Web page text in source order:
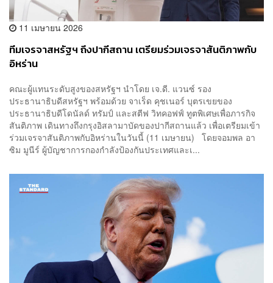
11 เมษายน 2026
ทีมเจรจาสหรัฐฯ ถึงปากีสถาน เตรียมร่วมเจรจาสันติภาพกับ
อิหร่าน
คณะผู้แทนระดับสูงของสหรัฐฯ นำโดย เจ.ดี. แวนซ์ รอง
ประธานาธิบดีสหรัฐฯ พร้อมด้วย จาเร็ด คุชเนอร์ บุตรเขยของ
ประธานาธิบดีโดนัลด์ ทรัมป์ และสตีฟ วิทคอฟฟ์ ทูตพิเศษเพื่อภารกิจ
สันติภาพ เดินทางถึงกรุงอิสลามาบัดของปากีสถานแล้ว เพื่อเตรียมเข้า
ร่วมเจรจาสันติภาพกับอิหร่านในวันนี้ (11 เมษายน) โดยจอมพล อา
ซิม มูนีร์ ผู้บัญชาการกองกำลังป้องกันประเทศและเ...